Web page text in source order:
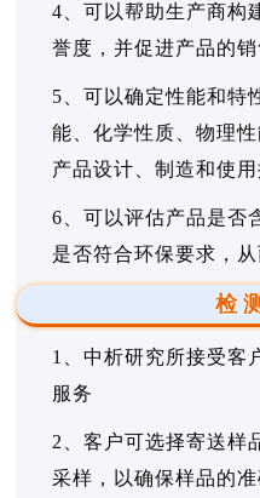
4、可以帮助生产商构
誉度，并促进产品的销
5、可以确定性能和特
能、化学性质、物理
产品设计、制造和使用
6、可以评估产品是否
是否符合环保要求，
检
1、中析研究所接受客
服务
2、客户可选择寄送样
采样，以确保样品的准